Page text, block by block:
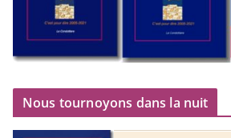
Nous tournoyons dans la nuit